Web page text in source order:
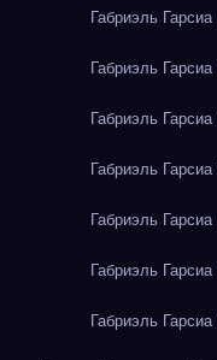
Габриэль
Габриэль
Габриэль
Габриэль
Габриэль
Габриэль
Габриэль